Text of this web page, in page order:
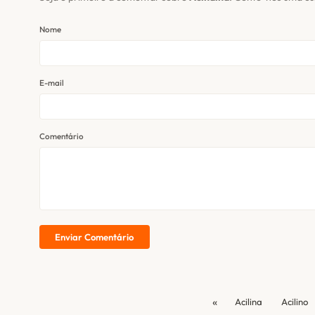
Nome
E-mail
Comentário
Enviar Comentário
« Acilina Acilino